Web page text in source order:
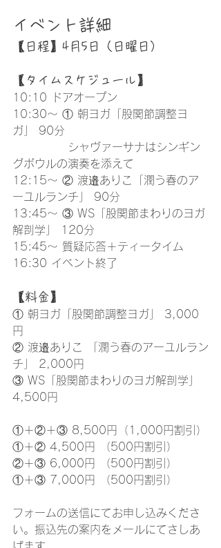
イベント詳細
【日程】4月5日（日曜日）
【タイムスケジュール】
10:10 ドアオープン
10:30～ ① 朝ヨガ「股関節調整ヨ
ガ」 90分
シャヴァーサナはシンギン
グボウルの演奏を添えて
12:15～ ② 渡邉ありこ「潤う春のア
ーユルランチ」 90分
13:45～ ③ WS「股関節まわりのヨガ
解剖学」 120分
15:45～ 質疑応答＋ティータイム
16:30 イベント終了
【料金】
① 朝ヨガ「股関節調整ヨガ」 3,000
円
② 渡邉ありこ 「潤う春のアーユルラン
チ」 2,000円
③ WS「股関節まわりのヨガ解剖学」
4,500円
①＋②＋③ 8,500円（1,000円割引）
①＋② 4,500円 （500円割引）
②＋③ 6,000円 （500円割引）
①＋③ 7,000円 （500円割引）
フォームの送信にてお申し込みくださ
い。振込先の案内をメールにてさしあ
げます。